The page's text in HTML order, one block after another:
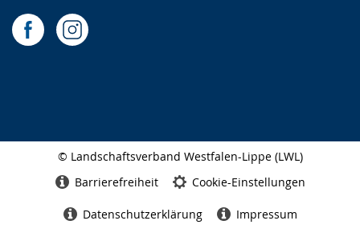
© Landschaftsverband Westfalen-Lippe (LWL)
Barrierefreiheit Cookie-Einstellungen
Datenschutzerklärung Impressum